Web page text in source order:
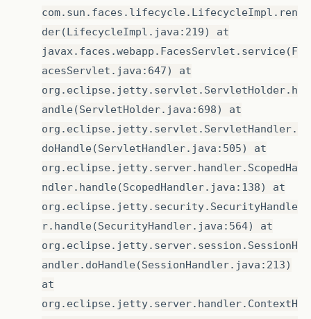
com.sun.faces.lifecycle.LifecycleImpl.ren
der(LifecycleImpl.java:219) at
javax.faces.webapp.FacesServlet.service(F
acesServlet.java:647) at
org.eclipse.jetty.servlet.ServletHolder.h
andle(ServletHolder.java:698) at
org.eclipse.jetty.servlet.ServletHandler.
doHandle(ServletHandler.java:505) at
org.eclipse.jetty.server.handler.ScopedHa
ndler.handle(ScopedHandler.java:138) at
org.eclipse.jetty.security.SecurityHandle
r.handle(SecurityHandler.java:564) at
org.eclipse.jetty.server.session.SessionH
andler.doHandle(SessionHandler.java:213)
at
org.eclipse.jetty.server.handler.ContextH